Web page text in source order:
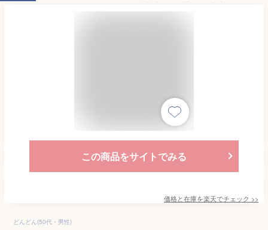
この商品をサイトでみる
価格と在庫を楽天でチェック >>
どんどん(50代・男性)